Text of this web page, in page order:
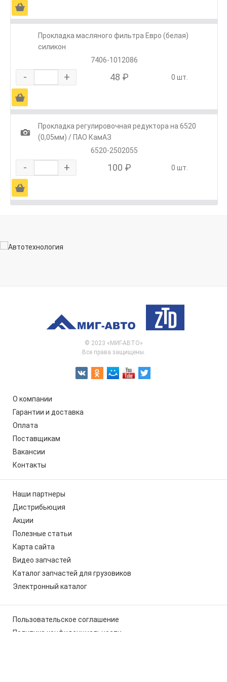
Ä
Прокладка масляного фильтра Евро (белая)
силикон
7406-1012086
- + 48 ₽ 0 шт.
Ä
1
Прокладка регулировочная редуктора на 6520
(0,05мм) / ПАО КамАЗ
6520-2502055
- + 100 ₽ 0 шт.
Ä
© 2023 «МИГ-АВТО»
Все права защищены.
О компании
Гарантии и доставка
Оплата
Поставщикам
Вакансии
Контакты
Наши партнеры
Дистрибьюция
Акции
Полезные статьи
Карта сайта
Видео запчастей
Каталог запчастей для грузовиков
Электронный каталог
Пользовательское соглашение
Политика конфиденциальности